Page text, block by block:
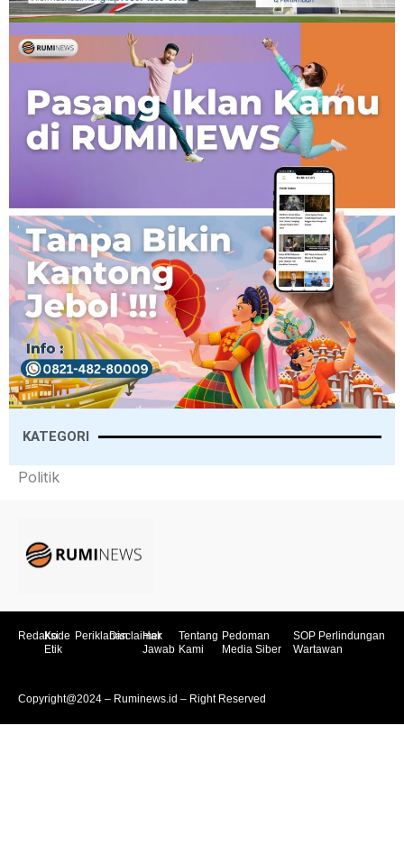
KATEGORI
Politik
RedaksiKode
Etik
PeriklananDisclaimer
Hak
Jawab
Tentang
Kami
Pedoman
Media Siber
SOP Perlindungan
Wartawan
Copyright@2024 – Ruminews.id – Right Reserved